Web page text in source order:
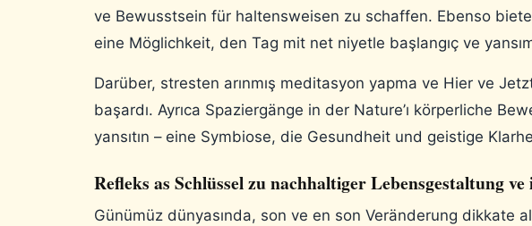
ve Bewusstsein für haltensweisen zu schaffen. Ebenso
eine Möglichkeit, den Tag mit net niyetle başlangıç ​​ve
Darüber, stresten arınmış meditasyon yapma ve Hier ve
başardı. Ayrıca Spaziergänge in der Nature’ı körperliche
yansıtın – eine Symbiose, die Gesundheit und geistige
Refleks as Schlüssel zu nachhaltiger Lebensgestaltung ve
Günümüz dünyasında, son ve en son Veränderung dikkate